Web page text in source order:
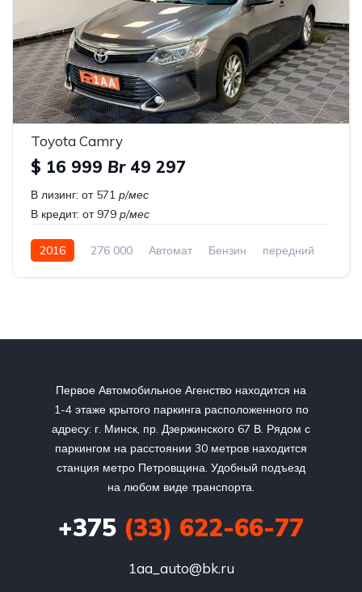
Toyota Camry
$ 16 999 Br49 297
В лизинг: от 571 р/мес
В кредит: от 979 р/мес
2016 276 000 Автомат Бензин передний
Первое Автомобильное Агенство находится на
1-4 этаже крытого паркинга расположенного по
адресу: г. Минск, пр. Дзержинского 67 В. Рядом с
паркингом на расстоянии 30 метров находится
станция метро Петровщина. Удобный подъезд
на любом виде транспорта.
+375 (33) 622-66-77
1aa_auto@bk.ru